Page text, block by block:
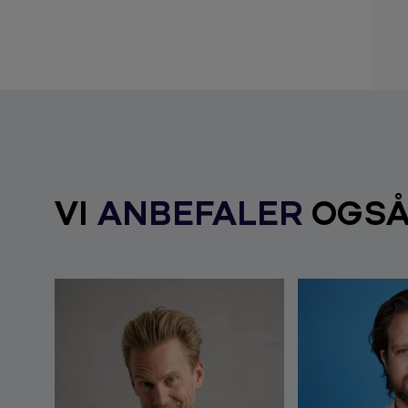
VI ANBEFALER